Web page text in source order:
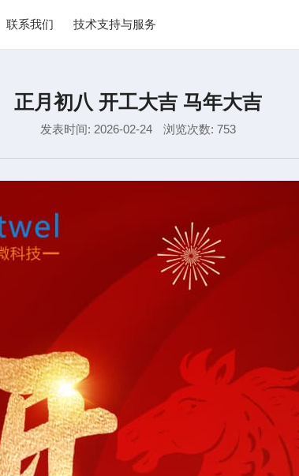
联系我们 技术支持与服务
正月初八 开工大吉 马年大吉
发表时间: 2026-02-24 浏览次数: 753